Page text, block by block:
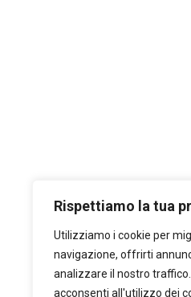
Rispettiamo la tua
Utilizziamo i cookie per
navigazione, offrirti
analizzare il nostro
acconsenti all'utilizzo dei